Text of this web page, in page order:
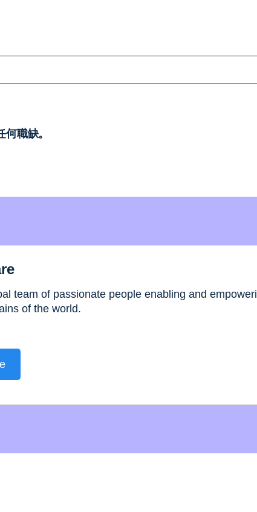
職缺。
team of passionate people enabling and
of the world.